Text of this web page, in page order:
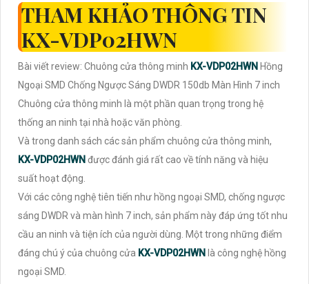
THAM KHẢO THÔNG TIN
KX-VDP02HWN
Bài viết review: Chuông cửa thông minh KX-VDP02HWN Hồng
Ngoại SMD Chống Ngược Sáng DWDR 150db Màn Hình 7 inch
Chuông cửa thông minh là một phần quan trọng trong hệ
thống an ninh tại nhà hoặc văn phòng.
Và trong danh sách các sản phẩm chuông cửa thông minh,
KX-VDP02HWN được đánh giá rất cao về tính năng và hiệu
suất hoạt động.
Với các công nghệ tiên tiến như hồng ngoại SMD, chống ngược
sáng DWDR và màn hình 7 inch, sản phẩm này đáp ứng tốt nhu
cầu an ninh và tiện ích của người dùng. Một trong những điểm
đáng chú ý của chuông cửa KX-VDP02HWN là công nghệ hồng
ngoại SMD.